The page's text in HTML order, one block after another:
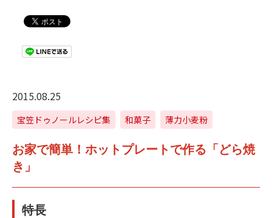
2015.08.25
宝笠ドゥノールレシピ集 和菓子 薄力小麦粉
お家で簡単！ホットプレートで作る「どら焼
き」
特長